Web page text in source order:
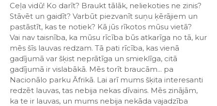
Ceļa vidū! Ko darīt? Braukt tālāk, neliekoties ne zinis?
Stāvēt un gaidīt? Varbūt piezvanīt suņu ķērājiem un
pastāstīt, kas te notiek? Kā jūs rīkotos mūsu vietā?
Vai nav taisnība, ka mūsu rīcība būs atkarīga no tā, kur
mēs šīs lauvas redzam. Tā pati rīcība, kas vienā
gadījumā var šķist neprātīga un smieklīga, citā
gadījumā ir vislabākā. Mēs torīt braucām... pa
Nacionālo parku Āfrikā. Lai arī mums šķita interesanti
redzēt lauvas, tas nebija nekas dīvains. Mēs zinājām,
ka te ir lauvas, un mums nebija nekāda vajadzība